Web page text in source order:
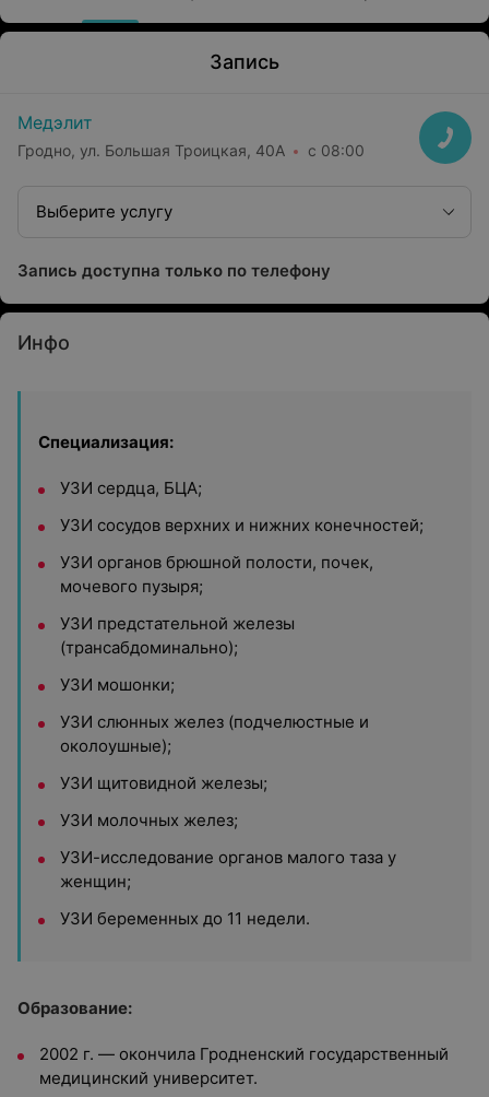
Запись
Медэлит
Гродно, ул. Большая Троицкая, 40А с 08:00
Выберите услугу
Запись доступна только по телефону
Инфо
Специализация:
УЗИ сердца, БЦА;
УЗИ сосудов верхних и нижних конечностей;
УЗИ органов брюшной полости, почек,
мочевого пузыря;
УЗИ предстательной железы
(трансабдоминально);
УЗИ мошонки;
УЗИ слюнных желез (подчелюстные и
околоушные);
УЗИ щитовидной железы;
УЗИ молочных желез;
УЗИ-исследование органов малого таза у
женщин;
УЗИ беременных до 11 недели.
Образование:
2002 г. — окончила Гродненский государственный
медицинский университет.